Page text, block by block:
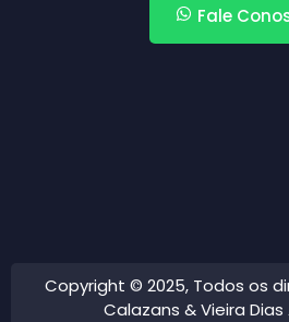
Fale
Copyright © 2025, Todos os
Calazans & Vieira